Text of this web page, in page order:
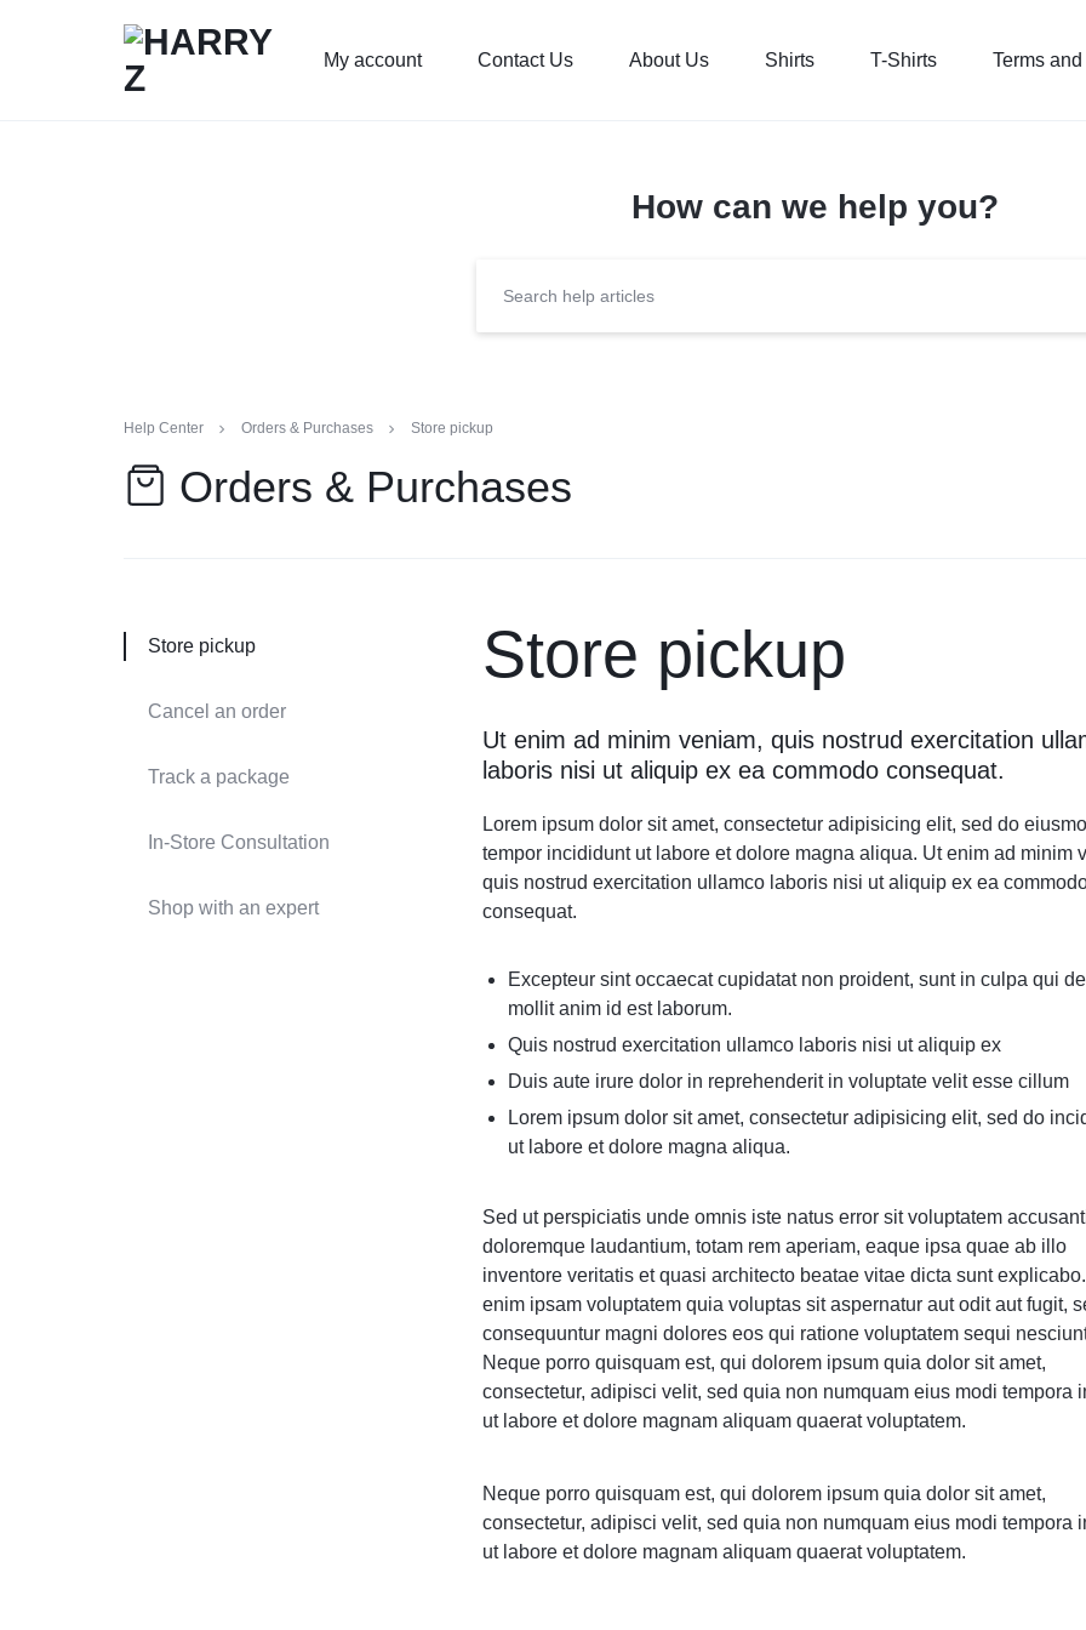
My account Contact Us About Us Shirts T-Shirts Terms
How can we help you?
Help Center Orders & Purchases Store pickup
Orders & Purchases
Store pickup
Ut enim ad minim veniam, quis nostrud exercitation
laboris nisi ut aliquip ex ea commodo consequat.
Lorem ipsum dolor sit amet, consectetur adipisicing elit, sed do
tempor incididunt ut labore et dolore magna aliqua. Ut enim ad minim
quis nostrud exercitation ullamco laboris nisi ut aliquip ex ea
consequat.
Excepteur sint occaecat cupidatat non proident, sunt in culpa qui
mollit anim id est laborum.
Quis nostrud exercitation ullamco laboris nisi ut aliquip ex
Duis aute irure dolor in reprehenderit in voluptate velit esse cillum
Lorem ipsum dolor sit amet, consectetur adipisicing elit, sed do
ut labore et dolore magna aliqua.
Sed ut perspiciatis unde omnis iste natus error sit voluptatem
doloremque laudantium, totam rem aperiam, eaque ipsa quae ab illo
inventore veritatis et quasi architecto beatae vitae dicta sunt
enim ipsam voluptatem quia voluptas sit aspernatur aut odit aut fugit,
consequuntur magni dolores eos qui ratione voluptatem sequi
Neque porro quisquam est, qui dolorem ipsum quia dolor sit amet,
consectetur, adipisci velit, sed quia non numquam eius modi tempora
ut labore et dolore magnam aliquam quaerat voluptatem.
Neque porro quisquam est, qui dolorem ipsum quia dolor sit amet,
consectetur, adipisci velit, sed quia non numquam eius modi tempora
ut labore et dolore magnam aliquam quaerat voluptatem.
Store pickup
Cancel an order
Track a package
In-Store Consultation
Shop with an expert